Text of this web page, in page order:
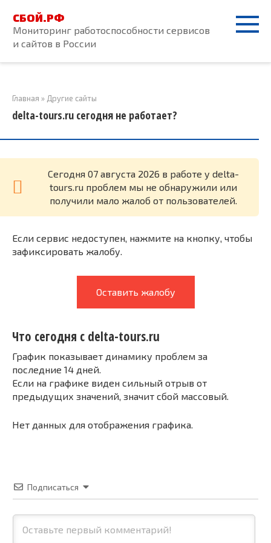
контенту
СБОЙ.РФ
Мониторинг работоспособности сервисов
и сайтов в России
Главная » Другие сайты
delta-tours.ru сегодня не работает?
Cегодня 07 августа 2026 в работе у delta-
tours.ru проблем мы не обнаружили или
получили мало жалоб от пользователей.
Если сервис недоступен, нажмите на кнопку, чтобы
зафиксировать жалобу.
Оставить жалобу
Что сегодня с delta-tours.ru
График показывает динамику проблем за
последние 14 дней.
Если на графике виден сильный отрыв от
предыдущих значений, значит сбой массовый.
Нет данных для отображения графика.
Подписаться